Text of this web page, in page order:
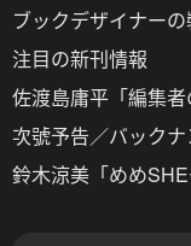
ブックデザイナー
注目の新刊情報
佐渡島庸平「編集者
次號予告／バック
鈴木涼美「めめSHE